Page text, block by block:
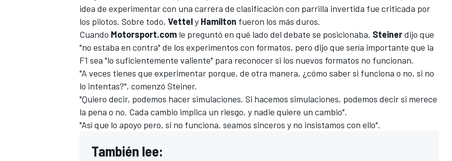
idea de experimentar con una carrera de clasificación con parrilla invertida fue criticada por
los pilotos. Sobre todo, Vettely Hamilton fueron los más duros.
Cuando Motorsport.com le preguntó en qué lado del debate se posicionaba, Steinerdijo que
"no estaba en contra" de los experimentos con formatos, pero dijo que sería importante que la
F1 sea "lo suficientemente valiente" para reconocer si los nuevos formatos no funcionan.
"A veces tienes que experimentar porque, de otra manera, ¿cómo saber si funciona o no, si no
lo intentas?", comenzó Steiner.
"Quiero decir, podemos hacer simulaciones. Si hacemos simulaciones, podemos decir si merece
la pena o no. Cada cambio implica un riesgo, y nadie quiere un cambio".
"Así que lo apoyo pero, si no funciona, seamos sinceros y no insistamos con ello".
También lee: